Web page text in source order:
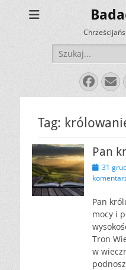
Szukaj:
E-
Tag:
Pan
31
Pan
mocy i
Tron
w